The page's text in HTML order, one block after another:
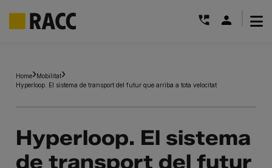
content
Home Mobilitat
Hyperloop. El sistema de transport del futur que arriba a tota velocitat
Hyperloop. El sistema
de transport del futur